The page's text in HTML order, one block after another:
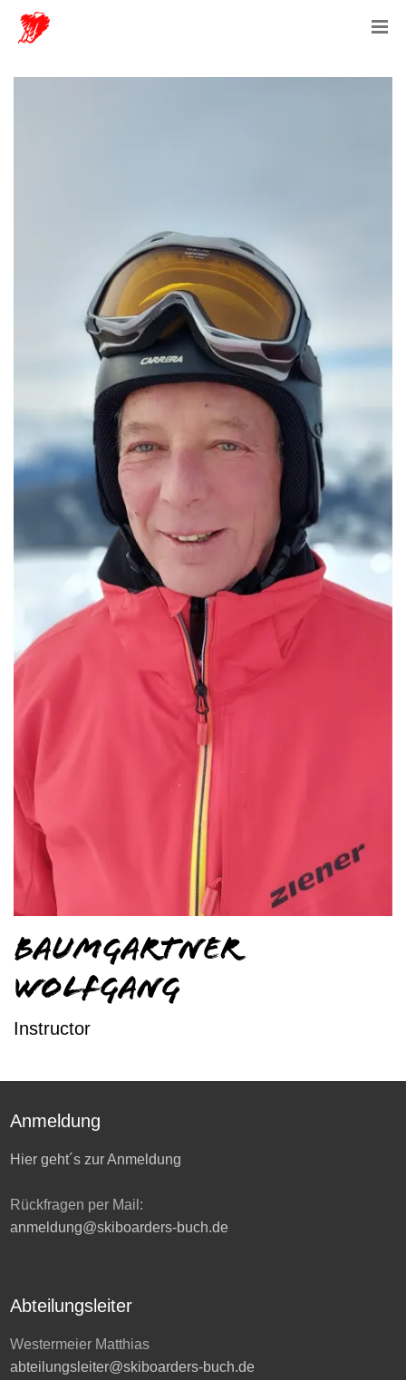
Baumgartner
Wolfgang
Instructor
Anmeldung
Hier geht´s zur Anmeldung
Rückfragen per Mail:
anmeldung@skiboarders-buch.de
Abteilungsleiter
Westermeier Matthias
abteilungsleiter@skiboarders-buch.de